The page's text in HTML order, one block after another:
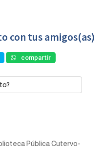
con tus amigos(as)
compartir
Pública Cutervo-